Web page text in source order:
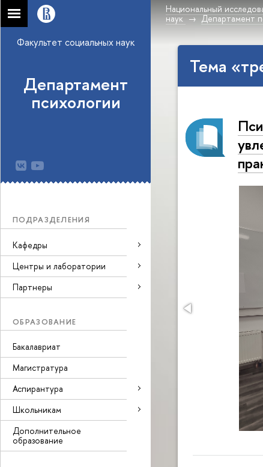
Национальный
наук
Департамент
Факультет социальных наук
Департамент
психологии
ПОДРАЗДЕЛЕНИЯ
Кафедры
Центры и лаборатории
Партнеры
ОБРАЗОВАНИЕ
Бакалавриат
Магистратура
Аспирантура
Школьникам
Дополнительное
образование
Тема